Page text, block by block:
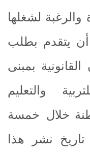
لشغلها
يتقدم بطلب
بمبنى
والتعليم
خلال خمسة
نشر هذا